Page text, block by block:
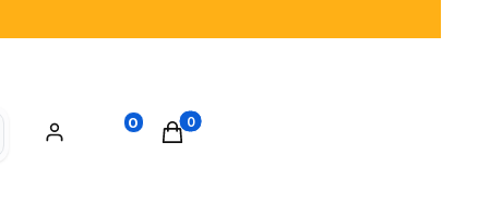
0 Produkty w koszyku: 0. Zobacz